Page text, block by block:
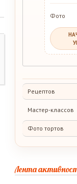
Фото
Рецептов
Мастер-классов
Фото тортов
Лента